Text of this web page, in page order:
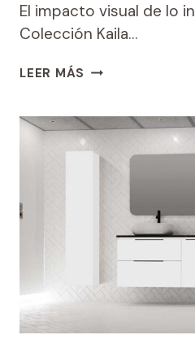
El impacto visual de lo
Colección Kaila…
LEER MÁS KAILA